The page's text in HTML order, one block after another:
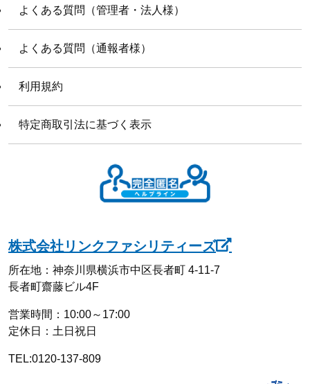
よくある質問（管理者・法人様）
よくある質問（通報者様）
利用規約
特定商取引法に基づく表示
株式会社リンクファシリティーズ
所在地：神奈川県横浜市中区長者町 4-11-7
長者町齋藤ビル4F
営業時間：10:00～17:00
定休日：土日祝日
TEL:0120-137-809